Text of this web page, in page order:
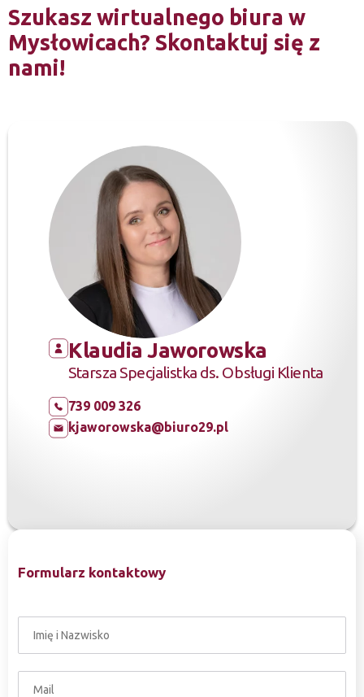
Szukasz wirtualnego biura w
Mysłowicach? Skontaktuj się z
nami!
Klaudia Jaworowska
Starsza Specjalistka ds. Obsługi Klienta
739 009 326
kjaworowska@biuro29.pl
Formularz kontaktowy